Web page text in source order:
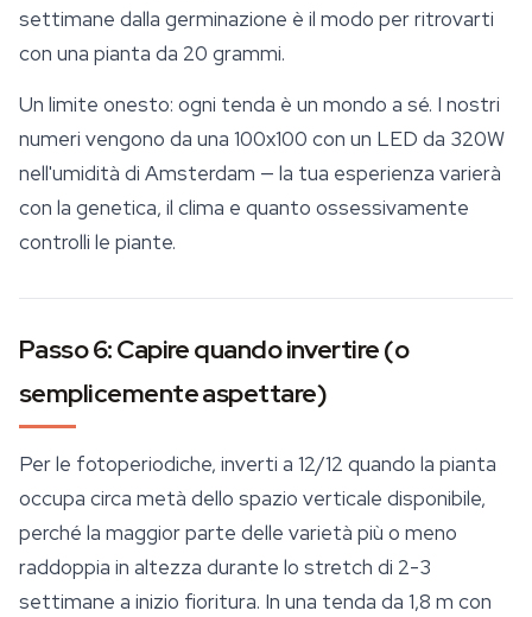
settimane dalla germinazione è il modo per ritrovarti
con una pianta da 20 grammi.
Un limite onesto: ogni tenda è un mondo a sé. I nostri
numeri vengono da una 100x100 con un LED da 320W
nell'umidità di Amsterdam — la tua esperienza varierà
con la genetica, il clima e quanto ossessivamente
controlli le piante.
Passo 6: Capire quando invertire (o
semplicemente aspettare)
Per le fotoperiodiche, inverti a 12/12 quando la pianta
occupa circa metà dello spazio verticale disponibile,
perché la maggior parte delle varietà più o meno
raddoppia in altezza durante lo stretch di 2-3
settimane a inizio fioritura. In una tenda da 1,8 m con